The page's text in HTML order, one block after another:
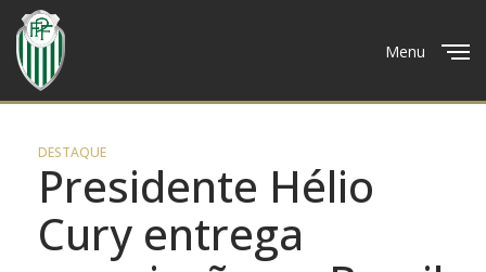
Menu
DESTAQUE
Presidente Hélio
Cury entrega